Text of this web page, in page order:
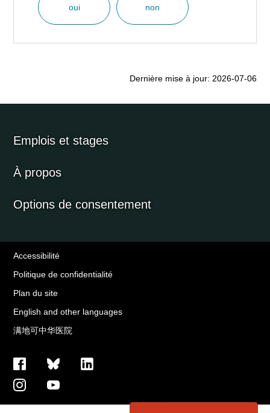
oui non
Dernière mise à jour: 2026-07-06
Emplois et stages
À propos
Options de consentement
Accessibilité
Politique de confidentialité
Plan du site
English and other languages
满地可中华医院